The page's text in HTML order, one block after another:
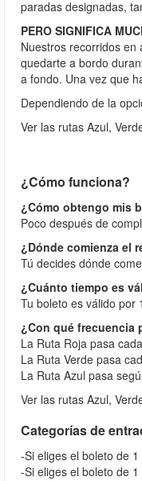
paradas designadas,
PERO SIGNIFICA
Nuestros recorridos
quedarte a bordo
a fondo. Una vez que
Dependiendo de la
Ver las rutas Azul,
¿Cómo funciona?
¿Cómo obtengo mis
Poco después de
¿Dónde comienza el
Tú decides dónde
¿Cuánto tiempo es
Tu boleto es válido por
¿Con qué frecuencia
La Ruta Roja pasa
La Ruta Verde pasa
La Ruta Azul pasa
Ver las rutas Azul,
Categorías de
-Si eliges el boleto de
-Si eliges el boleto de